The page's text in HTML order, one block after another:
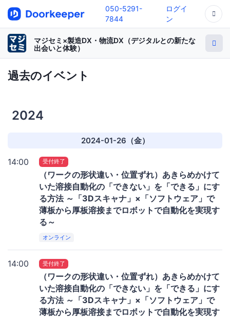
050-5291-
7844
ログイ
ン
マジセミ×製造DX・物流DX（デジタルとの新たな
出会いと体験）
過去のイベント
2024
2024-01-26（金）
14:00 受付終了
（ワークの形状違い・位置ずれ）あきらめかけて
いた溶接自動化の「できない」を「できる」にす
る方法 ～「3Dスキャナ」×「ソフトウェア」で
薄板から厚板溶接までロボットで自動化を実現す
る～
オンライン
14:00 受付終了
（ワークの形状違い・位置ずれ）あきらめかけて
いた溶接自動化の「できない」を「できる」にす
る方法 ～「3Dスキャナ」×「ソフトウェア」で
薄板から厚板溶接までロボットで自動化を実現す